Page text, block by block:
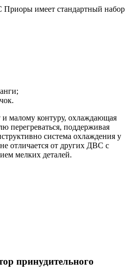
имеет стандартный набор
малому контуру, охлаждающая
перегреваться, поддерживая
система охлаждения у
отличается от других ДВС с
мелких деталей.
принудительного